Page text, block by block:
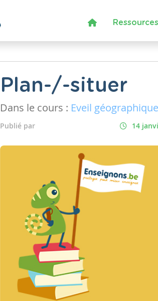
Ressources
Plan-/-situer
Dans le cours : Eveil géographique
Publié par 14